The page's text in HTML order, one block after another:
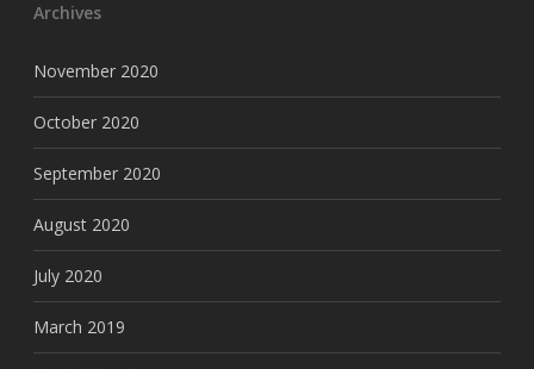
Archives
November 2020
October 2020
September 2020
August 2020
July 2020
March 2019